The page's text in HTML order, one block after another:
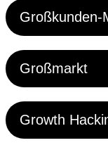
Großkunden-
Großmarkt
Growth